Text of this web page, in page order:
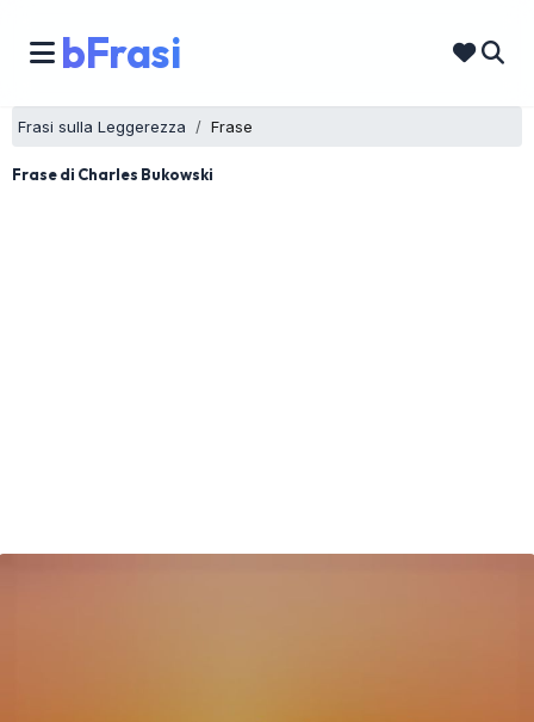
bFrasi
Frasi sulla Leggerezza Frase
Frase di Charles Bukowski